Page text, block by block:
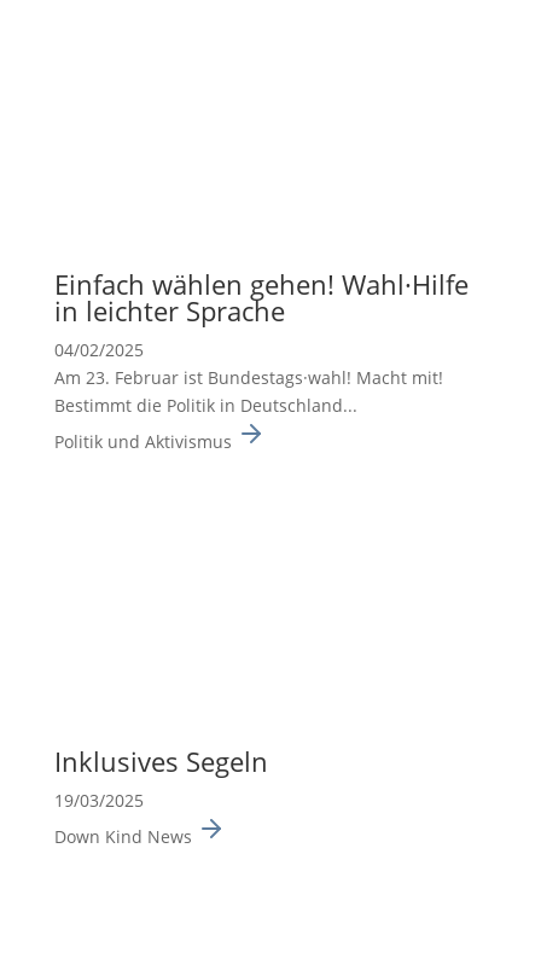
Einfach wählen gehen! Wahl·Hilfe
in leichter Sprache
04/02/2025
Am 23. Februar ist Bundes­tags·wahl! Macht mit!
Bestimmt die Politik in Deutsch­land...
Politik und Aktivismus
Inklu­sives Segeln
19/03/2025
Down Kind News